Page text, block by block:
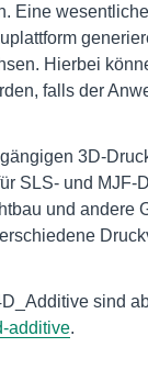
Eine
Hierbei
falls der
3D-
SLS- und
und andere
sind
additive.